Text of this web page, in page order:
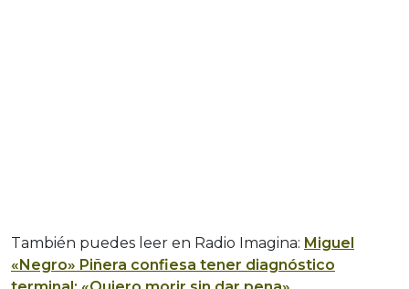
También puedes leer en Radio Imagina: Miguel
«Negro» Piñera confiesa tener diagnóstico